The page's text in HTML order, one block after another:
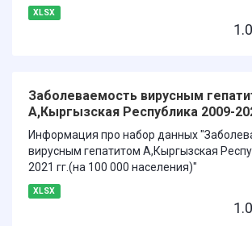
XLSX
1.0
Заболеваемость вирусным
А,Кыргызская Республика 2009-
Информация про набор данных
вирусным гепатитом А,Кыргызская
2021 гг.(на 100 000 населения)"
XLSX
1.0